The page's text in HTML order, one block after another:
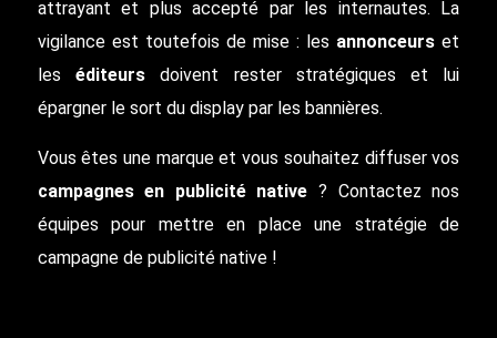
attrayant et plus accepté par les internautes. La
vigilance est toutefois de mise : les annonceurs et
les éditeursdoivent rester stratégiques et lui
épargner le sort du display par les bannières.
Vous êtes une marque et vous souhaitez diffuser vos
campagnes en publicité native ? Contactez nos
équipes pour mettre en place une stratégie de
campagne de publicité native !